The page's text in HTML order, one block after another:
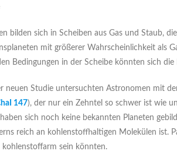
bilden sich in Scheiben aus Gas und Staub,
mit größerer Wahrscheinlichkeit als
Bedingungen in der Scheibe könnten sich
neuen Studie untersuchten Astronomen mit
147), der nur ein Zehntel so schwer ist wie
sich noch keine bekannten Planeten
reich an kohlenstoffhaltigen Molekülen ist.
kohlenstoffarm sein könnten.